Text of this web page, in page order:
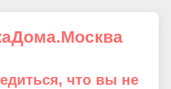
что вы не